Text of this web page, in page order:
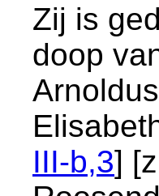
Zij is
doop
III-b,3]